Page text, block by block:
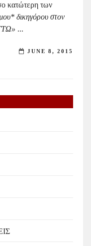
κατώτερη των
δικηγόρου στον
...
JUNE 8, 2015